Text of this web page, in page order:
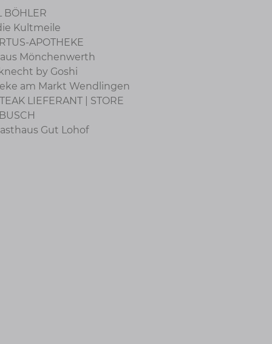
BÖHLER
Kultmeile
APOTHEKE
Mönchenwerth
by Goshi
am Markt Wendlingen
LIEFERANT | STORE
Gut Lohof